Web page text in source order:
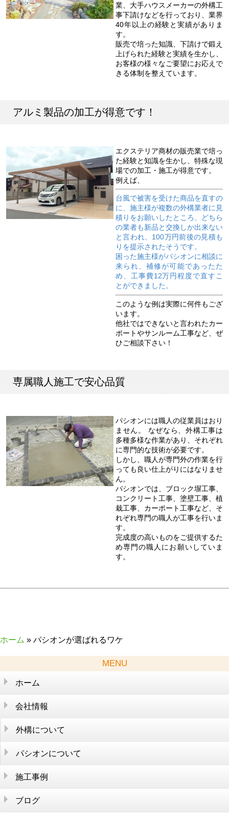
業、大手ハウスメーカーの外構工
事下請けなどを行っており、業界
40年以上の経験と実績がありま
す。
販売で培った知識、下請けで鍛え
上げられた経験と実績を生かし、
お客様の様々なご要望にお応えで
きる体制を整えています。
アルミ製品の加工が得意です！
エクステリア商材の販売業で培っ
た経験と知識を生かし、特殊な現
場での加工・施工が得意です。
例えば、
台風で被害を受けた商品を直すの
に、施主様が複数の外構業者に見
積りをお願いしたところ、どちら
の業者も新品と交換しか出来ない
と言われ、100万円前後の見積も
りを提示されたそうです。
困った施主様がパシオンに相談に
来られ、補修が可能であったた
め、工事費12万円程度で直すこ
とができました。
このような例は実際に何件もござ
います。
他社ではできないと言われたカー
ポートやサンルーム工事など、ぜ
ひご相談下さい！
専属職人施工で安心品質
パシオンには職人の従業員はおり
ません。 なぜなら、外構工事は
多種多様な作業があり、それぞれ
に専門的な技術が必要です。
しかし、職人が専門外の作業を行
っても良い仕上がりにはなりませ
ん。
パシオンでは、ブロック塀工事、
コンクリート工事、塗壁工事、植
栽工事、カーポート工事など、そ
れぞれ専門の職人が工事を行いま
す。
完成度の高いものをご提供するた
め専門の職人にお願いしていま
す。
ホーム » パシオンが選ばれるワケ
MENU
ホーム
会社情報
外構について
そもそも外構とは？
外構のあれこれ
施工の流れ
パシオンについて
会社情報
施工事例
ブログ